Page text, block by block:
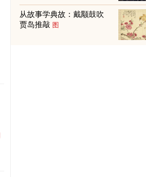
从故事学典故：戴颙鼓吹
贾岛推敲 图